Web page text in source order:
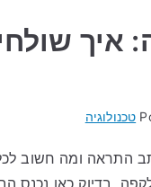
איך
טכנולוגיה
התראה ומה חשוב
בדיוק כאן נכנס